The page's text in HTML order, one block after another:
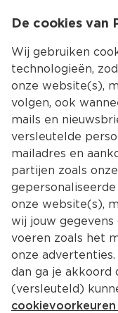
Terug
De cookies van
Wij gebruiken
technologieën,
onze website(s),
volgen, ook
mails en
versleutelde
mailadres en
partijen zoals
onze website(s),
wij jouw
voeren zoals het
onze
dan ga je akkoord
(versleuteld)
cookievoorkeuren